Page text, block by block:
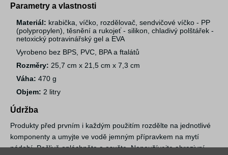
Parametry a vlastnosti
Materiál: krabička, víčko, rozdělovač, sendvičové víčko - PP
(polypropylen), těsnění a rukojeť - silikon, chladivý polštářek -
netoxický potravinářský gel a EVA
Vyrobeno bez BPS, PVC, BPA a ftalátů
Rozměry: 25,7 cm x 21,5 cm x 7,3 cm
Váha: 470 g
Objem: 2 litry
Údržba
Produkty před prvním i každým použitím rozdělte na jednotlivé
komponenty a umyjte ve vodě jemným přípravkem na mytí
nádobí. Pečlivě opláchněte a osušte. Nepoužívejte abrazivní